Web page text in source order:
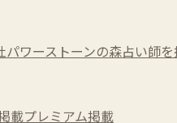
パワーストーンの森占い師
載プレミアム掲載